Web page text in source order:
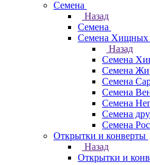
Семена
Назад
Семена
Семена Хищных
Назад
Семена
Семена
Семена
Семена
Семена
Семена
Семена
Открытки и конверты
Назад
Открытки и